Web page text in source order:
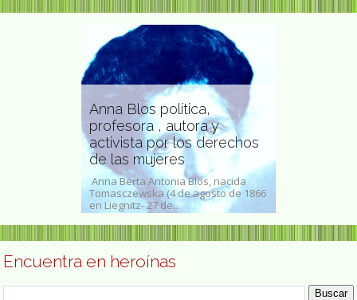
Anna Blos política,
profesora , autora y
activista por los derechos
de las mujeres
Anna Berta Antonia Blos, nacida
Tomasczewska (4 de agosto de 1866
en Liegnitz- 27 de...
Encuentra en heroínas